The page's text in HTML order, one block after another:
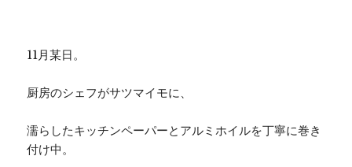
11月某日。
厨房のシェフがサツマイモに、
濡らしたキッチンペーパーとアルミホイルを丁寧に巻き
付け中。